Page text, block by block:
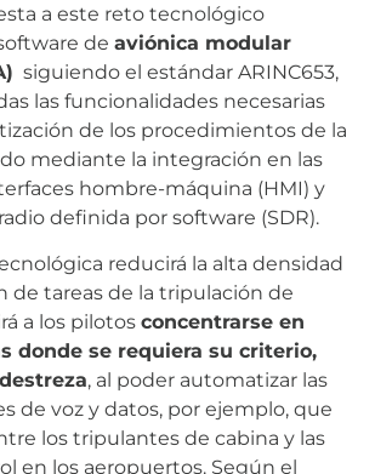
a este reto tecnológico
de aviónica modular
siguiendo el estándar ARINC653,
las funcionalidades necesarias
de los procedimientos de la
mediante la integración en las
hombre-máquina (HMI) y
definida por software (SDR).
reducirá la alta densidad
de tareas de la tripulación de
a los pilotos concentrarse en
donde se requiera su criterio,
, al poder automatizar las
de voz y datos, por ejemplo, que
los tripulantes de cabina y las
en los aeropuertos. Según el